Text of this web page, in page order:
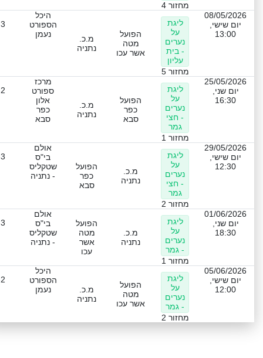
מחזור 4
08/05/2026
יום שישי,
13:00
ליגת
על
נערים
- בית
עליון
מחזור 5
הפועל
מטה
אשר עכו
מ.כ.
נתניה
היכל
הספורט
נעמן
25/05/2026
יום שני,
16:30
ליגת
על
נערים
- חצי
גמר
מחזור 1
הפועל
כפר
סבא
מ.כ.
נתניה
מרכז
ספורט
אלון
כפר
סבא
29/05/2026
יום שישי,
12:30
ליגת
על
נערים
- חצי
גמר
מחזור 2
מ.כ.
נתניה
הפועל
כפר
סבא
אולם
בי"ס
שטקליס
- נתניה
01/06/2026
יום שני,
18:30
ליגת
על
נערים
- גמר
מחזור 1
מ.כ.
נתניה
הפועל
מטה
אשר
עכו
אולם
בי"ס
שטקליס
- נתניה
05/06/2026
יום שישי,
12:00
ליגת
על
נערים
- גמר
מחזור 2
הפועל
מטה
אשר עכו
מ.כ.
נתניה
היכל
הספורט
נעמן